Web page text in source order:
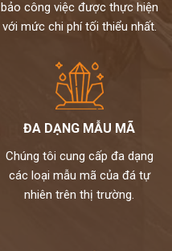
bảo công việc được thực hiện
với mức chi phí tối thiểu nhất.
ĐA DẠNG MẪU MÃ
Chúng tôi cung cấp đa dạng
các loại mẫu mã của đá tự
nhiên trên thị trường.